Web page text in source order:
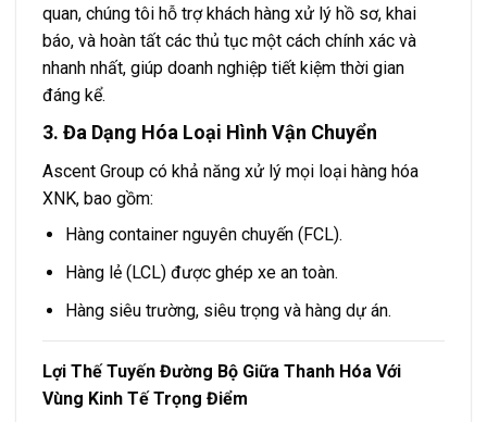
quan, chúng tôi hỗ trợ khách hàng xử lý hồ sơ, khai
báo, và hoàn tất các thủ tục một cách chính xác và
nhanh nhất, giúp doanh nghiệp tiết kiệm thời gian
đáng kể.
3. Đa Dạng Hóa Loại Hình Vận Chuyển
Ascent Group có khả năng xử lý mọi loại hàng hóa
XNK, bao gồm:
Hàng container nguyên chuyến (FCL).
Hàng lẻ (LCL) được ghép xe an toàn.
Hàng siêu trường, siêu trọng và hàng dự án.
Lợi Thế Tuyến Đường Bộ Giữa Thanh Hóa Với
Vùng Kinh Tế Trọng Điểm